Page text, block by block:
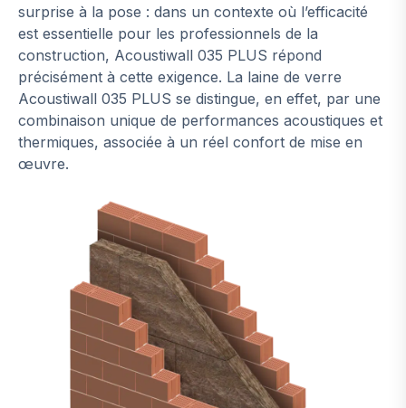
surprise à la pose : dans un contexte où l’efficacité
est essentielle pour les professionnels de la
construction, Acoustiwall 035 PLUS répond
précisément à cette exigence. La laine de verre
Acoustiwall 035 PLUS se distingue, en effet, par une
combinaison unique de performances acoustiques et
thermiques, associée à un réel confort de mise en
œuvre.